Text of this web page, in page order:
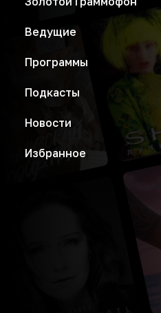
Ведущие
Программы
Подкасты
Новости
Избранное